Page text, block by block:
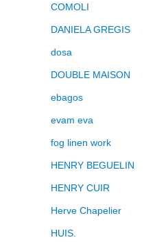
COMOLI
DANIELA GREGIS
dosa
DOUBLE MAISON
ebagos
evam eva
fog linen work
HENRY BEGUELIN
HENRY CUIR
Herve Chapelier
HUIS.